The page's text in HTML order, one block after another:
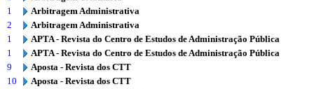
1
Arbitragem Administrativa
2
Arbitragem Administrativa
1
APTA - Revista do Centro de Estudos de Administração Pública
1
APTA - Revista do Centro de Estudos de Administração Pública
9
Aposta - Revista dos CTT
10
Aposta - Revista dos CTT